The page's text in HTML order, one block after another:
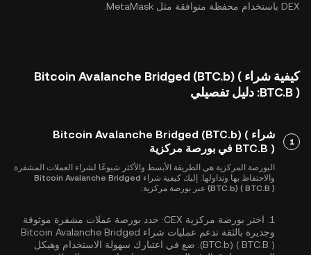
DEX باستخدام محفظة متوافقة مثل MetaMask.
كيفية شراء Bitcoin Avalanche Bridged (BTC.b) (
BTC.B ): دليل تفصيلي
1
شراء Bitcoin Avalanche Bridged (BTC.b) (
BTC.B ) في بورصة مركزية
البورصة المركزية هي الطريقة الأبسط والأكثر شيوعًا لشراء العملات المشفرة
والاحتفاظ بها وتداولها. إليك كيفية شراء Bitcoin Avalanche Bridged
(BTC.b) ( BTC.B ) عبر بورصة مركزية:
1. اختر بورصة مركزية CEX:
حدد بورصة عملات مشفرة موثوقة
وجديرة بالثقة تدعم عمليات شراء Bitcoin Avalanche Bridged
(BTC.b) ( BTC.B ). ضع في اعتبارك سهولة الاستخدام وهيكل